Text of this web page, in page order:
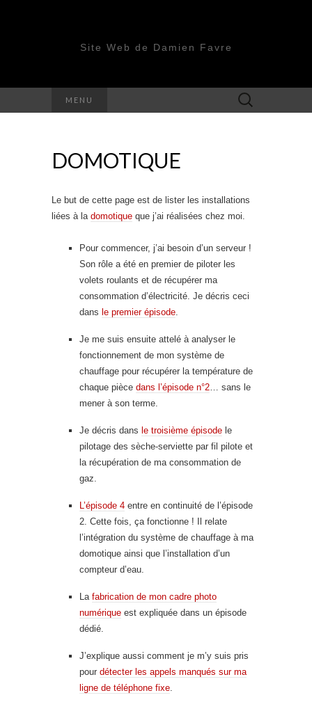
Site Web de Damien Favre
MENU Rechercher :
DOMOTIQUE
Le but de cette page est de lister les installations
liées à la domotique que j’ai réalisées chez moi.
Pour commencer, j’ai besoin d’un serveur !
Son rôle a été en premier de piloter les
volets roulants et de récupérer ma
consommation d’électricité. Je décris ceci
dans le premier épisode.
Je me suis ensuite attelé à analyser le
fonctionnement de mon système de
chauffage pour récupérer la température de
chaque pièce dans l’épisode n°2… sans le
mener à son terme.
Je décris dans le troisième épisode le
pilotage des sèche-serviette par fil pilote et
la récupération de ma consommation de
gaz.
L’épisode 4 entre en continuité de l’épisode
2. Cette fois, ça fonctionne ! Il relate
l’intégration du système de chauffage à ma
domotique ainsi que l’installation d’un
compteur d’eau.
La fabrication de mon cadre photo
numérique est expliquée dans un épisode
dédié.
J’explique aussi comment je m’y suis pris
pour détecter les appels manqués sur ma
ligne de téléphone fixe.